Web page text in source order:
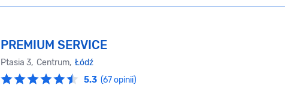
PREMIUM SERVICE
Ptasia 3, Centrum, Łódź
5.3 (67 opinii)